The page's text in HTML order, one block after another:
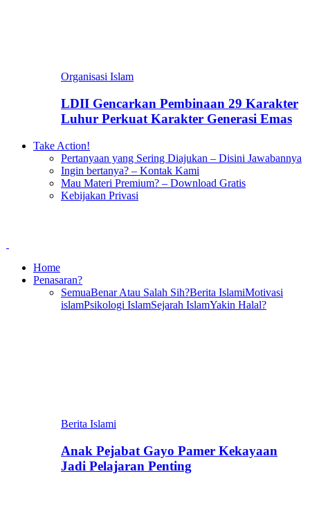
Organisasi Islam
LDII Gencarkan Pembinaan 29 Karakter
Luhur Perkuat Karakter Generasi Emas
Take Action!
Pertanyaan yang Sering Diajukan – Disini Jawabannya
Ingin bertanya? – Kontak Kami
Mau Materi Premium? – Download Gratis
Kebijakan Privasi
Home
Penasaran?
SemuaBenar Atau Salah Sih?Berita IslamiMotivasi
islamPsikologi IslamSejarah IslamYakin Halal?
Berita Islami
Anak Pejabat Gayo Pamer Kekayaan
Jadi Pelajaran Penting